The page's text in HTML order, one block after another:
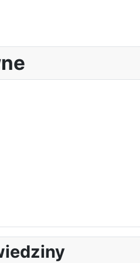
ZA ODRZUCAJĄCYCH